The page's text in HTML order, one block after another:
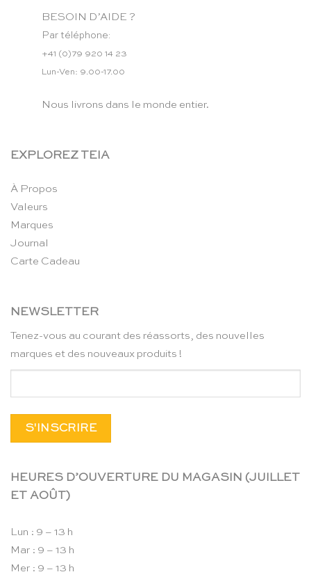
BESOIN D’AIDE ?
Par téléphone:
+41 (0)79 920 14 23
Lun-Ven: 9.00-17.00
Nous livrons dans le monde entier.
EXPLOREZ TEIA
À Propos
Valeurs
Marques
Journal
Carte Cadeau
NEWSLETTER
Tenez-vous au courant des réassorts, des nouvelles
marques et des nouveaux produits !
HEURES D’OUVERTURE DU MAGASIN (JUILLET
ET AOÛT)
Lun : 9 – 13 h
Mar : 9 – 13 h
Mer : 9 – 13 h